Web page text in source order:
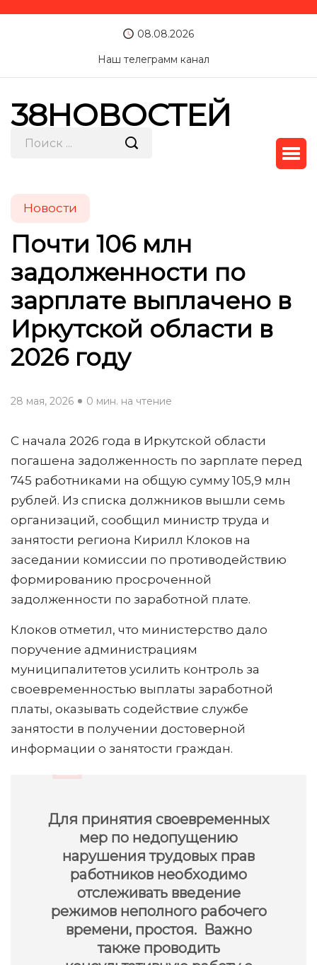
08.08.2026
Наш телеграмм канал
38НОВОСТЕЙ
Новости
Почти 106 млн
задолженности по
зарплате выплачено в
Иркутской области в
2026 году
28 мая, 2026 0 мин. на чтение
С начала 2026 года в Иркутской области
погашена задолженность по зарплате перед
745 работниками на общую сумму 105,9 млн
рублей. Из списка должников вышли семь
организаций, сообщил министр труда и
занятости региона Кирилл Клоков на
заседании комиссии по противодействию
формированию просроченной
задолженности по заработной плате.
Клоков отметил, что министерство дало
поручение администрациям
муниципалитетов усилить контроль за
своевременностью выплаты заработной
платы, оказывать содействие службе
занятости в получении достоверной
информации о занятости граждан.
Для принятия своевременных
мер по недопущению
нарушения трудовых прав
работников необходимо
отслеживать введение
режимов неполного рабочего
времени, простоя. Важно
также проводить